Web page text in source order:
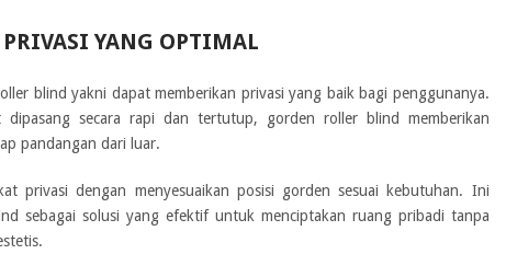
YANG OPTIMAL
blind yakni dapat memberikan privasi yang baik bagi penggunanya.
dipasang secara rapi dan tertutup, gorden roller blind memberikan
pandangan dari luar.
privasi dengan menyesuaikan posisi gorden sesuai kebutuhan. Ini
sebagai solusi yang efektif untuk menciptakan ruang pribadi tanpa